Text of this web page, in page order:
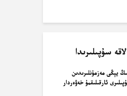
سۇپىلىرىدا
يېڭى مەزمۇنلىرىدىن
ئارقىلىقمۇ خەۋەردار